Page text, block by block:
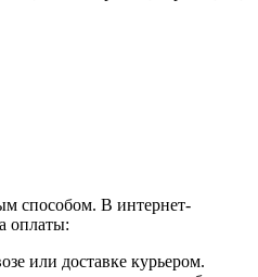
способом. В интернет-
оплаты:
или доставке курьером.